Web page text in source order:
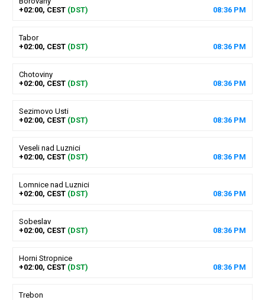
+02:00, CEST (DST) 08:36 PM
Tabor
+02:00, CEST (DST) 08:36 PM
Chotoviny
+02:00, CEST (DST) 08:36 PM
Sezimovo Usti
+02:00, CEST (DST) 08:36 PM
Veseli nad Luznici
+02:00, CEST (DST) 08:36 PM
Lomnice nad Luznici
+02:00, CEST (DST) 08:36 PM
Sobeslav
+02:00, CEST (DST) 08:36 PM
Horni Stropnice
+02:00, CEST (DST) 08:36 PM
Trebon